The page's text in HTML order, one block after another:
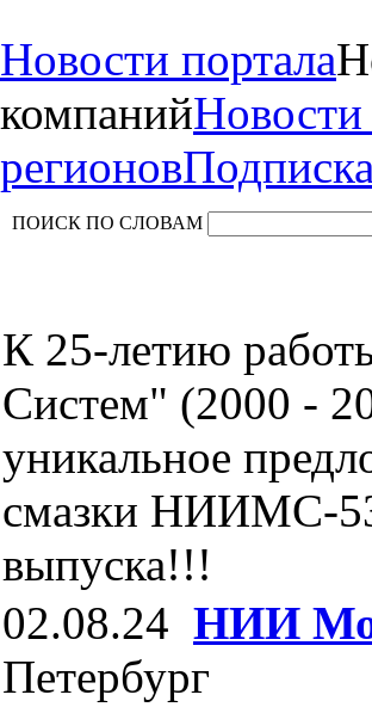
Новости портала
компаний
регионов
ПОИСК ПО СЛОВАМ
К 25-летию
Систем" (2000 -
уникальное
смазки НИИМС-
выпуска!!!
02.08.24 НИИ
Петербург